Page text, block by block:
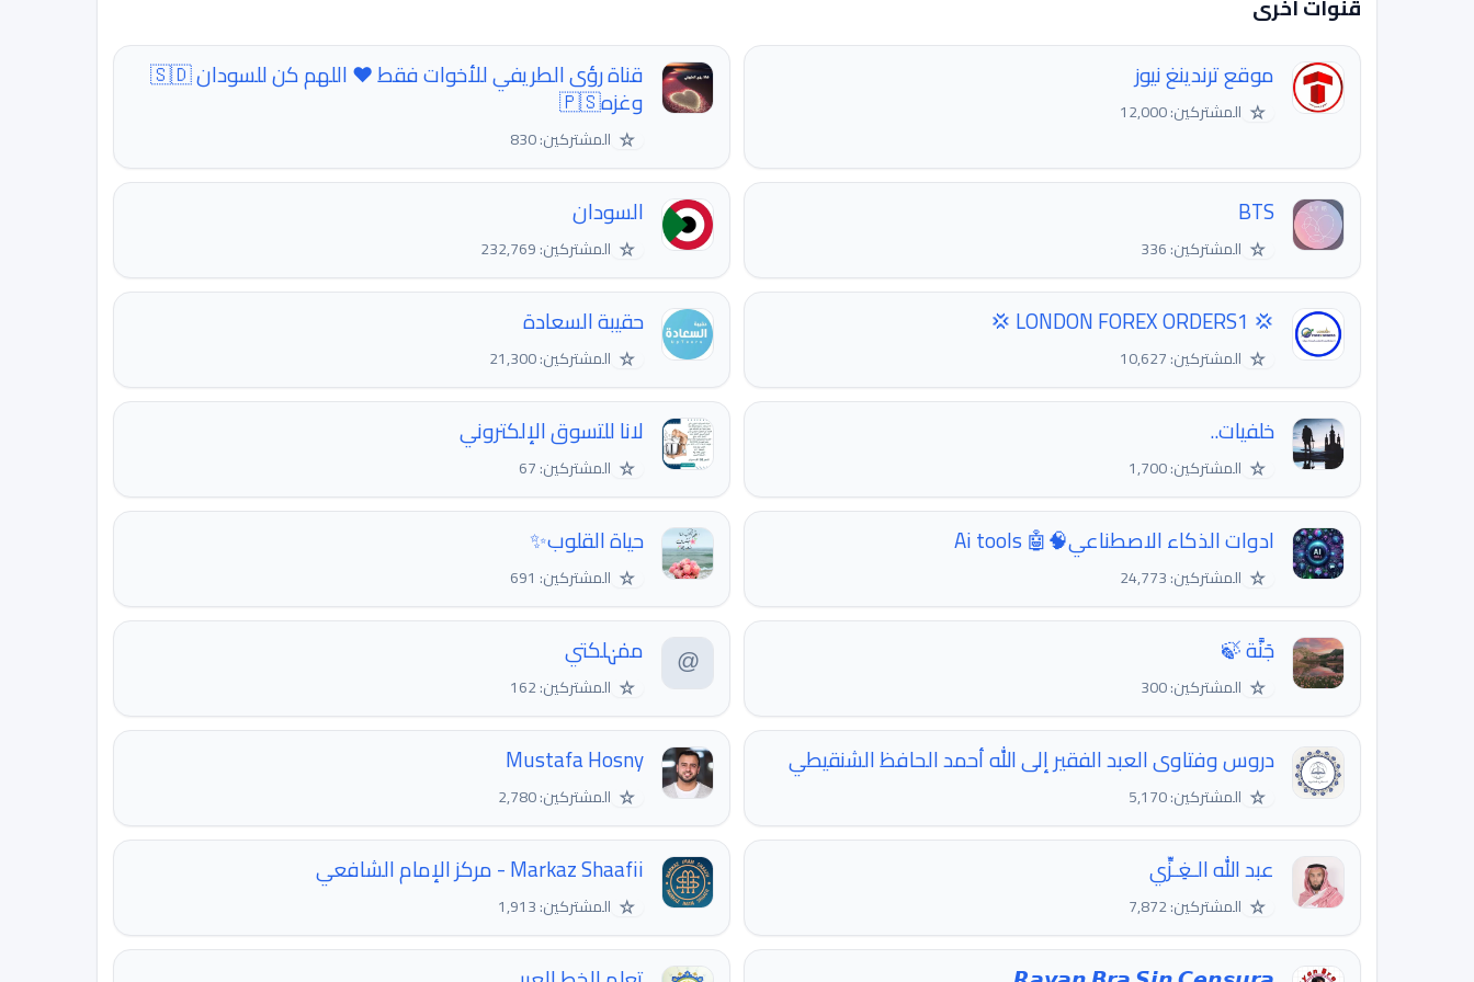
قنوات اخرى
موقع ترندينغ نيوز
☆ المشتركين: 12,000
قناة رؤى الطريفي للأخوات فقط ❤️ اللهم كن للسودان 🇸🇩
وغزه🇵🇸
☆ المشتركين: 830
BTS
☆ المشتركين: 336
السودان
☆ المشتركين: 232,769
💢 LONDON FOREX ORDERS1 💢
☆ المشتركين: 10,627
حقيبة السعادة
☆ المشتركين: 21,300
خلفيات..
☆ المشتركين: 1,700
لانا للتسوق الإلكتروني
☆ المشتركين: 67
ادوات الذكاء الاصطناعي🧠🤖 Ai tools
☆ المشتركين: 24,773
حياة القلوب✨
☆ المشتركين: 691
جَنَّة 🍃
☆ المشتركين: 300
ممٰہٰلكتي
☆ المشتركين: 162
دروس وفتاوى العبد الفقير إلى الله أحمد الحافظ الشنقيطي
☆ المشتركين: 5,170
Mustafa Hosny
☆ المشتركين: 2,780
عبد الله الـغِـزِّي
☆ المشتركين: 7,872
Markaz Shaafii - مركز الإمام الشافعي
☆ المشتركين: 1,913